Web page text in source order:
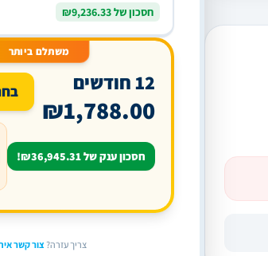
חסכון של ₪9,236.33
משתלם ביותר
12 חודשים
₪1,788.00
חסכון ענק של ₪36,945.31!
צריך עזרה? צור קשר